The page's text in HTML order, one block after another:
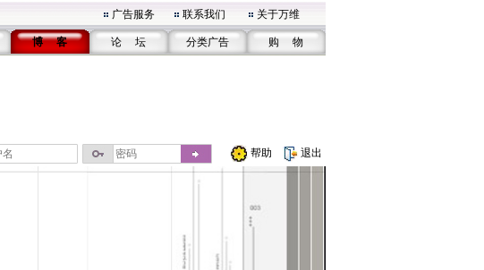
广告服务 联系我们 关于万维
博 客 论 坛 分类广告 购 物
帮助 退出